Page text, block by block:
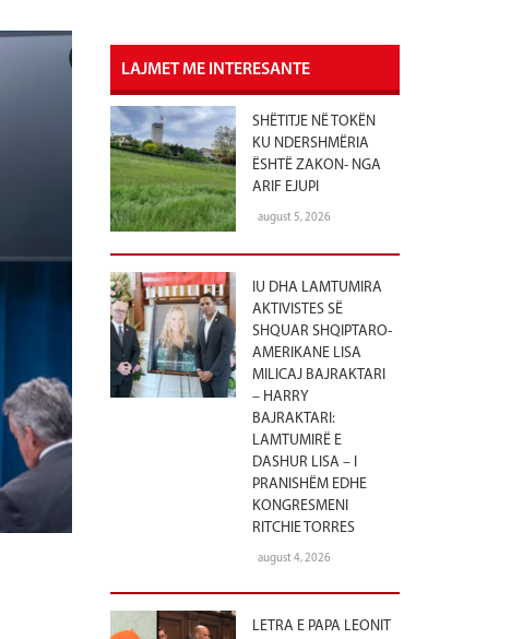
LAJMET ME INTERESANTE
SHËTITJE NË TOKËN
KU NDERSHMËRIA
ËSHTË ZAKON- NGA
ARIF EJUPI
august 5, 2026
IU DHA LAMTUMIRA
AKTIVISTES SË
SHQUAR SHQIPTARO-
AMERIKANE LISA
MILICAJ BAJRAKTARI
– HARRY
BAJRAKTARI:
LAMTUMIRË E
DASHUR LISA – I
PRANISHËM EDHE
KONGRESMENI
RITCHIE TORRES
august 4, 2026
LETRA E PAPA LEONIT